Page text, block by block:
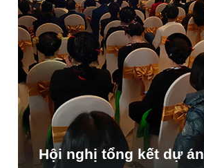
Hội nghị tổng kết dự án